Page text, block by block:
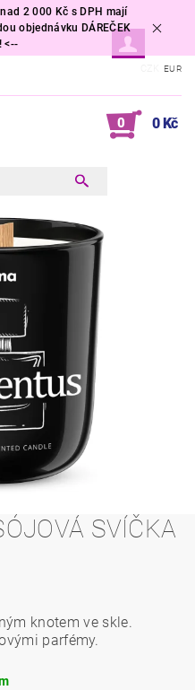
2 000 Kč s DPH mají
objednávku DÁREČEK
<--
EUR
0 0 Kč
SVÍČKA
knotem ve skle.
parfémy.